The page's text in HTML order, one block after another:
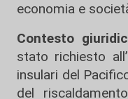
economia e
Contesto
stato richiesto
insulari del
del